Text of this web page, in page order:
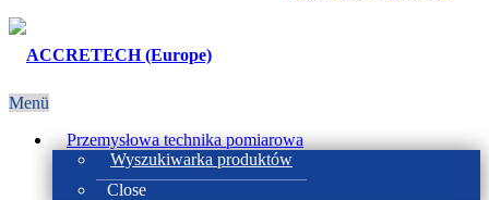
Menü
Przemysłowa technika pomiarowa
Wyszukiwarka produktów
Close